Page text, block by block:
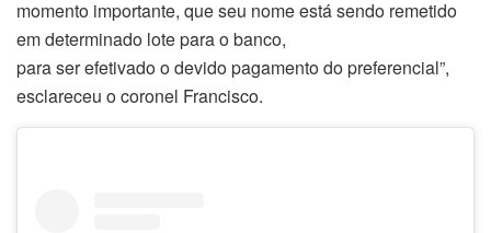
momento importante, que seu nome está sendo remetido
em determinado lote para o banco,
para ser efetivado o devido pagamento do preferencial”,
esclareceu o coronel Francisco.